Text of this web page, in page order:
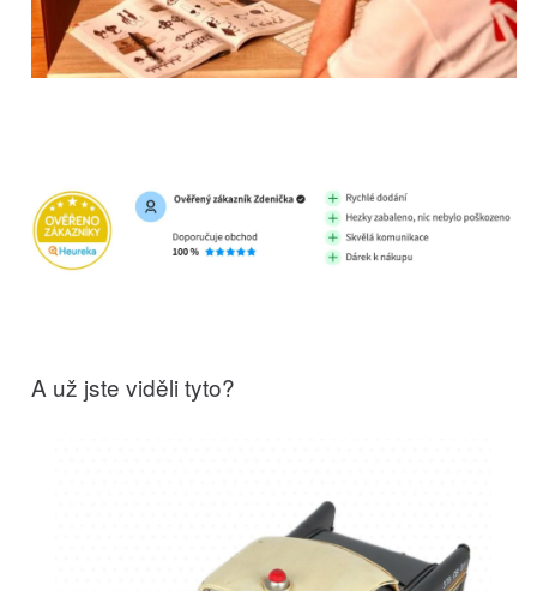
A už jste viděli tyto?